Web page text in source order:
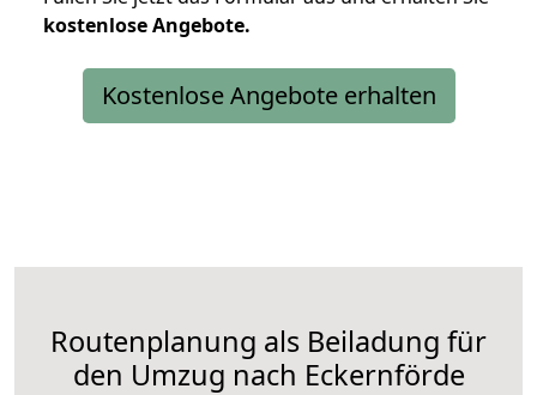
kostenloseAngebote.
Kostenlose Angebote erhalten
Routenplanung als Beiladung für
den Umzug nach Eckernförde